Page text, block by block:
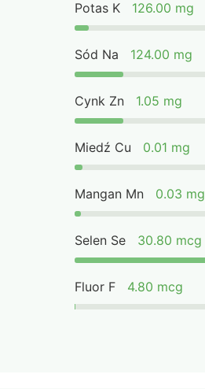
Potas K 126.00 mg
Sód Na 124.00 mg
Cynk Zn 1.05 mg
Miedź Cu 0.01 mg
Mangan Mn 0.03 mg
Selen Se 30.80 mcg
Fluor F 4.80 mcg